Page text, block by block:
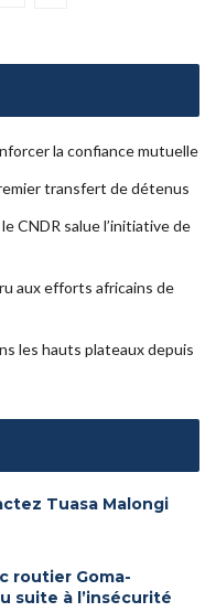
la confiance mutuelle
transfert de détenus
CNDR salue l’initiative de
aux efforts africains de
les hauts plateaux depuis
Tuasa Malongi
routier Goma-
suite à l’insécurité